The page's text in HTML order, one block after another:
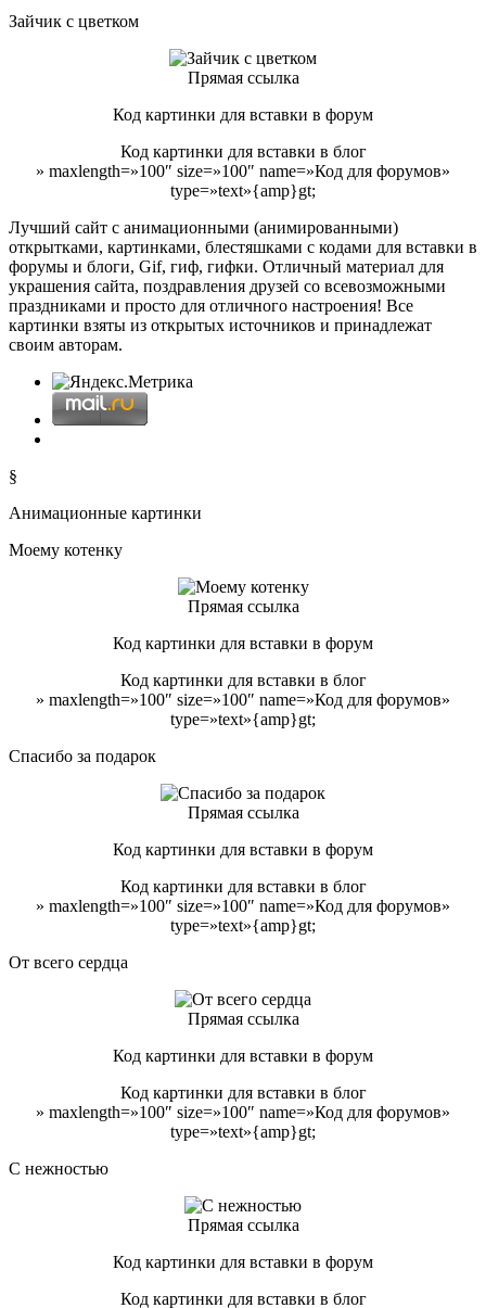
Зайчик с цветком
Прямая ссылка
Код картинки для вставки в форум
Код картинки для вставки в блог
» maxlength=»100″ size=»100″ name=»Код для форумов»
type=»text»{amp}gt;
Лучший сайт с анимационными (анимированными)
открытками, картинками, блестяшками с кодами для вставки в
форумы и блоги, Gif, гиф, гифки. Отличный материал для
украшения сайта, поздравления друзей со всевозможными
праздниками и просто для отличного настроения! Все
картинки взяты из открытых источников и принадлежат
своим авторам.
§
Анимационные картинки
Моему котенку
Прямая ссылка
Код картинки для вставки в форум
Код картинки для вставки в блог
» maxlength=»100″ size=»100″ name=»Код для форумов»
type=»text»{amp}gt;
Спасибо за подарок
Прямая ссылка
Код картинки для вставки в форум
Код картинки для вставки в блог
» maxlength=»100″ size=»100″ name=»Код для форумов»
type=»text»{amp}gt;
От всего сердца
Прямая ссылка
Код картинки для вставки в форум
Код картинки для вставки в блог
» maxlength=»100″ size=»100″ name=»Код для форумов»
type=»text»{amp}gt;
С нежностью
Прямая ссылка
Код картинки для вставки в форум
Код картинки для вставки в блог